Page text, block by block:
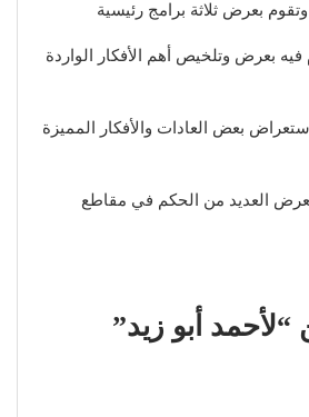
وتقوم بعرض ثلاثة برامج رئيسية
بعرض وتلخيص أهم الأفكار الواردة
بعض العادات والأفكار المميزة
العديد من الحكم في مقاطع
أبو زيد”